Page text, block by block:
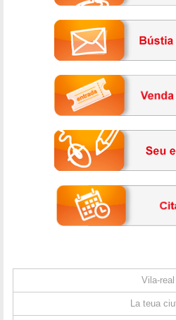
Vila-real
La teua